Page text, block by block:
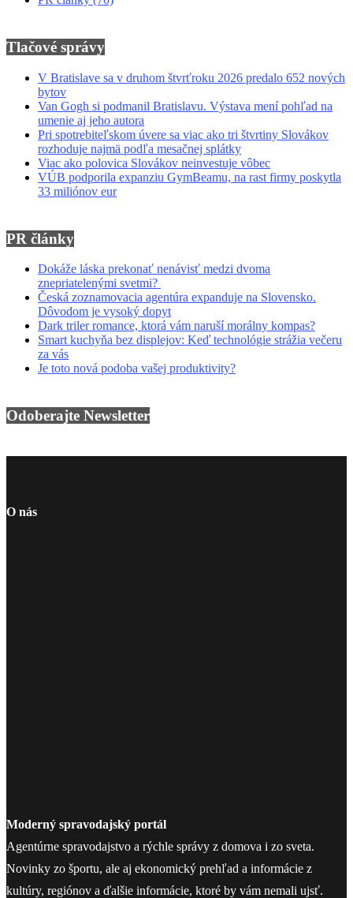
Tlačové správy
V Bratislave sa v druhom štvrťroku 2026 predalo 652 nových
bytov
Van Gogh si podmanil Bratislavu. Výstava mení pohľad na
umenie aj jeho autora
Pri spotrebiteľskom úvere sa viac ako tri štvrtiny Slovákov
rozhoduje najmä podľa mesačnej splátky
Viac ako polovica Slovákov neinvestuje vôbec
VÚB podporila expanziu GymBeamu, na rast firmy poskytla
33 miliónov eur
PR články
Dokáže láska prekonať nenávisť medzi dvoma
znepriatelenými svetmi?
Česká zoznamovacia agentúra expanduje na Slovensko.
Dôvodom je vysoký dopyt
Dark triler romance, ktorá vám naruší morálny kompas?
Smart kuchyňa bez displejov: Keď technológie strážia večeru
za vás
Je toto nová podoba vašej produktivity?
Odoberajte Newsletter
O nás
Moderný spravodajský portál
Agentúrne spravodajstvo a rýchle správy z domova i zo sveta.
Novinky zo športu, ale aj ekonomický prehľad a informácie z
kultúry, regiónov a ďalšie informácie, ktoré by vám nemali ujsť.